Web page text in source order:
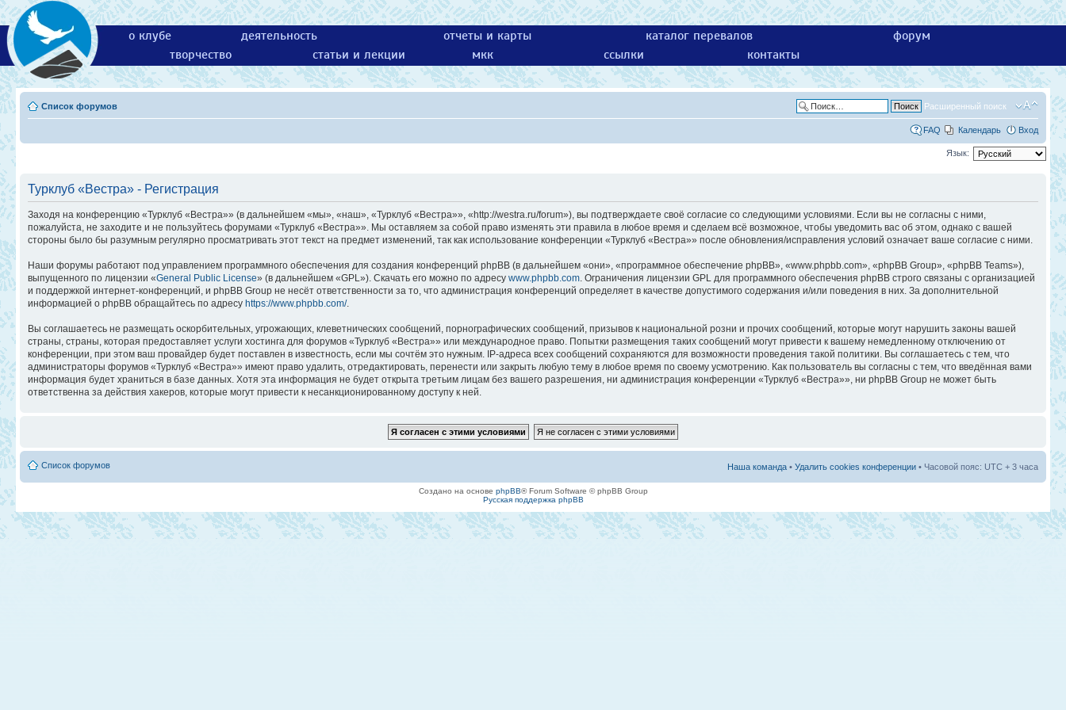
о клубе деятельность отчеты и карты каталог перевалов
форум
творчество
статьи и лекции мкк ссылки контакты
Список форумов Расширенный поиск
FAQ Календарь Вход
Язык:
Турклуб «Вестра» - Регистрация
Заходя на конференцию «Турклуб «Вестра»» (в дальнейшем «мы», «наш», «Турклуб «Вестра»», «http://westra.ru/forum»), вы подтверждаете своё согласие со следующими условиями. Если вы не согласны с ними,
пожалуйста, не заходите и не пользуйтесь форумами «Турклуб «Вестра»». Мы оставляем за собой право изменять эти правила в любое время и сделаем всё возможное, чтобы уведомить вас об этом, однако с вашей
стороны было бы разумным регулярно просматривать этот текст на предмет изменений, так как использование конференции «Турклуб «Вестра»» после обновления/исправления условий означает ваше согласие с ними.
Наши форумы работают под управлением программного обеспечения для создания конференций phpBB (в дальнейшем «они», «программное обеспечение phpBB», «www.phpbb.com», «phpBB Group», «phpBB Teams»),
выпущенного по лицензии «General Public License» (в дальнейшем «GPL»). Скачать его можно по адресу www.phpbb.com. Ограничения лицензии GPL для программного обеспечения phpBB строго связаны с организацией
и поддержкой интернет-конференций, и phpBB Group не несёт ответственности за то, что администрация конференций определяет в качестве допустимого содержания и/или поведения в них. За дополнительной
информацией о phpBB обращайтесь по адресу https://www.phpbb.com/.
Вы соглашаетесь не размещать оскорбительных, угрожающих, клеветнических сообщений, порнографических сообщений, призывов к национальной розни и прочих сообщений, которые могут нарушить законы вашей
страны, страны, которая предоставляет услуги хостинга для форумов «Турклуб «Вестра»» или международное право. Попытки размещения таких сообщений могут привести к вашему немедленному отключению от
конференции, при этом ваш провайдер будет поставлен в известность, если мы сочтём это нужным. IP-адреса всех сообщений сохраняются для возможности проведения такой политики. Вы соглашаетесь с тем, что
администраторы форумов «Турклуб «Вестра»» имеют право удалить, отредактировать, перенести или закрыть любую тему в любое время по своему усмотрению. Как пользователь вы согласны с тем, что введённая вами
информация будет храниться в базе данных. Хотя эта информация не будет открыта третьим лицам без вашего разрешения, ни администрация конференции «Турклуб «Вестра»», ни phpBB Group не может быть
ответственна за действия хакеров, которые могут привести к несанкционированному доступу к ней.
Список форумов Наша команда • Удалить cookies конференции • Часовой пояс: UTC + 3 часа
Создано на основе phpBB® Forum Software © phpBB Group
Русская поддержка phpBB